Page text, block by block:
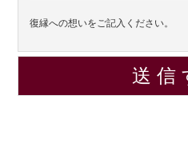
復縁への想いをご記入ください。